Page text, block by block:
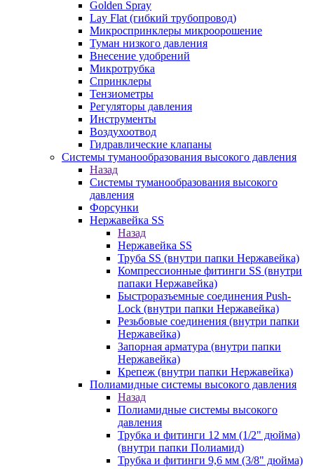
Golden Spray
Lay Flat (гибкий трубопровод)
Микроспринклеры микроорошение
Туман низкого давления
Внесение удобрений
Микротрубка
Спринклеры
Тензиометры
Регуляторы давления
Инструменты
Воздухоотвод
Гидравлические клапаны
Системы туманообразования высокого давления
Назад
Системы туманообразования высокого
давления
Форсунки
Нержавейка SS
Назад
Нержавейка SS
Труба SS (внутри папки Нержавейка)
Компрессионные фитинги SS (внутри
папаки Нержавейка)
Быстроразъемные соединения Push-
Lock (внутри папки Нержавейка)
Резьбовые соединения (внутри папки
Нержавейка)
Запорная арматура (внутри папки
Нержавейка)
Крепеж (внутри папки Нержавейка)
Полиамидные системы высокого давления
Назад
Полиамидные системы высокого
давления
Трубка и фитинги 12 мм (1/2" дюйма)
(внутри папки Полиамид)
Трубка и фитинги 9,6 мм (3/8" дюйма)